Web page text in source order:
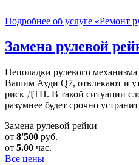
Подробнее об услуге «Ремонт
Замена рулевой
Неполадки рулевого
Вашим Ауди Q7, отвлекают и
риск ДТП. В такой ситуации
разумнее будет срочно
Замена рулевой рейки
от 8'500 руб.
от 5.00 час.
Все цены